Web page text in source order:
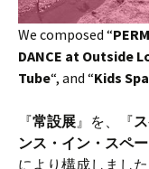
We composed “
DANCE at Outside
Tube“, and “Kids
『常設展』を、『
ンス・イン・スペ
により構成しました